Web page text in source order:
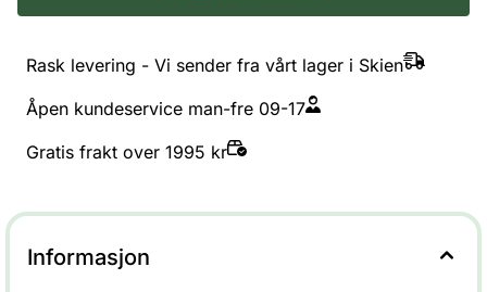
Rask levering - Vi sender fra vårt lager i Skien
Åpen kundeservice man-fre 09-17
Gratis frakt over 1995 kr
Informasjon